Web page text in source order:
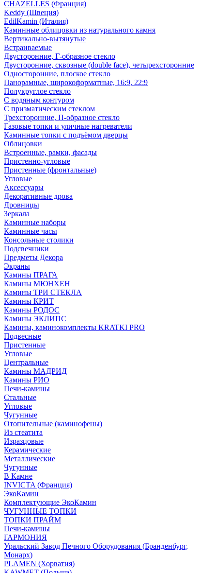
CHAZELLES (Франция)
Keddy (Швеция)
EdilKamin (Италия)
Каминные облицовки из натурального камня
Вертикально-вытянутые
Встраиваемые
Двусторонние, Г-образное стекло
Двусторонние, сквозные (double face), четырехсторонние
Односторонние, плоское стекло
Панорамные, широкоформатные, 16:9, 22:9
Полукруглое стекло
С водяным контуром
С призматическим стеклом
Трехсторонние, П-образное стекло
Газовые топки и уличные нагреватели
Каминные топки с подъёмом дверцы
Облицовки
Встроенные, рамки, фасады
Пристенно-угловые
Пристенные (фронтальные)
Угловые
Аксессуары
Декоративные дрова
Дровницы
Зеркала
Каминные наборы
Каминные часы
Консольные столики
Подсвечники
Предметы Декора
Экраны
Камины ПРАГА
Камины МЮНХЕН
Камины ТРИ СТЕКЛА
Камины КРИТ
Камины РОДОС
Камины ЭКЛИПС
Камины, каминокомплекты KRATKI PRO
Подвесные
Пристенные
Угловые
Центральные
Камины МАДРИД
Камины РИО
Печи-камины
Стальные
Угловые
Чугунные
Отопительные (каминофены)
Из стеатита
Изразцовые
Керамические
Металлические
Чугунные
В Камне
INVICTA (Франция)
ЭкоКамин
Комплектующие ЭкоКамин
ЧУГУННЫЕ ТОПКИ
ТОПКИ ПРАЙМ
Печи-камины
ГАРМОНИЯ
Уральский Завод Печного Оборудования (Бранденбург,
Монарх)
PLAMEN (Хорватия)